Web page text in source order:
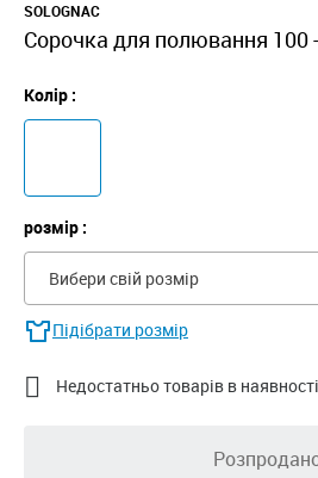
SOLOGNAC
Сорочка для полювання 100
Колір :
розмір :
Вибери свій розмір
Підібрати розмір
 Недостатньо товарів в наявності